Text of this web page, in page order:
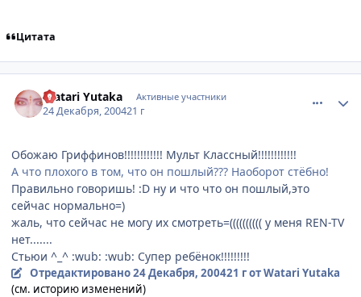
Цитата
Watari Yutaka Активные участники
24 Декабря, 200421 г
Обожаю Гриффинов!!!!!!!!!!!! Мульт Классный!!!!!!!!!!!!
А что плохого в том, что он пошлый??? Наоборот стёбно!
Правильно говоришь! :D ну и что что он пошлый,это
сейчас нормально=)
жаль, что сейчас не могу их смотреть=(((((((((( у меня REN-TV
нет.......
Стьюи ^_^ :wub: :wub: Супер ребёнок!!!!!!!!!
Отредактировано24 Декабря, 200421 гот Watari Yutaka
(см. историю изменений)